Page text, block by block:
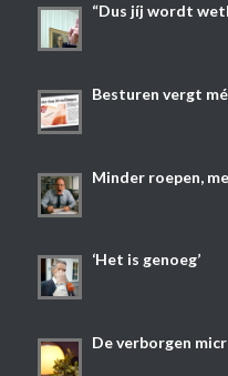
“Dus jíj wordt
Besturen vergt
Minder roepen,
‘Het is genoeg’
De verborgen